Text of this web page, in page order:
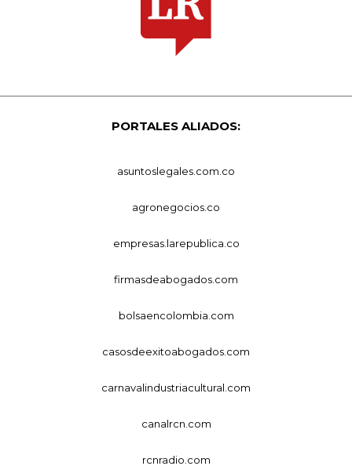
PORTALES ALIADOS:
asuntoslegales.com.co
agronegocios.co
empresas.larepublica.co
firmasdeabogados.com
bolsaencolombia.com
casosdeexitoabogados.com
carnavalindustriacultural.com
canalrcn.com
rcnradio.com